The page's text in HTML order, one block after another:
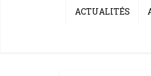
ACTUALITÉS